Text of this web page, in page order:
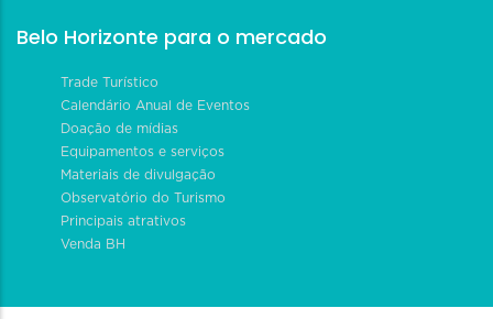
Belo Horizonte para o mercado
Trade Turístico
Calendário Anual de Eventos
Doação de mídias
Equipamentos e serviços
Materiais de divulgação
Observatório do Turismo
Principais atrativos
Venda BH